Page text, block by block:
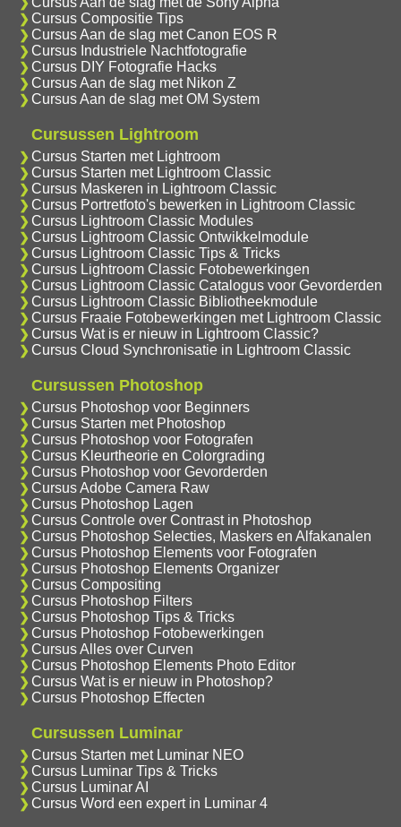
Cursus Compositie Tips
Cursus Aan de slag met Canon EOS R
Cursus Industriele Nachtfotografie
Cursus DIY Fotografie Hacks
Cursus Aan de slag met Nikon Z
Cursus Aan de slag met OM System
Cursussen Lightroom
Cursus Starten met Lightroom
Cursus Starten met Lightroom Classic
Cursus Maskeren in Lightroom Classic
Cursus Portretfoto's bewerken in Lightroom Classic
Cursus Lightroom Classic Modules
Cursus Lightroom Classic Ontwikkelmodule
Cursus Lightroom Classic Tips & Tricks
Cursus Lightroom Classic Fotobewerkingen
Cursus Lightroom Classic Catalogus voor Gevorderden
Cursus Lightroom Classic Bibliotheekmodule
Cursus Fraaie Fotobewerkingen met Lightroom Classic
Cursus Wat is er nieuw in Lightroom Classic?
Cursus Cloud Synchronisatie in Lightroom Classic
Cursussen Photoshop
Cursus Photoshop voor Beginners
Cursus Starten met Photoshop
Cursus Photoshop voor Fotografen
Cursus Kleurtheorie en Colorgrading
Cursus Photoshop voor Gevorderden
Cursus Adobe Camera Raw
Cursus Photoshop Lagen
Cursus Controle over Contrast in Photoshop
Cursus Photoshop Selecties, Maskers en Alfakanalen
Cursus Photoshop Elements voor Fotografen
Cursus Photoshop Elements Organizer
Cursus Compositing
Cursus Photoshop Filters
Cursus Photoshop Tips & Tricks
Cursus Photoshop Fotobewerkingen
Cursus Alles over Curven
Cursus Photoshop Elements Photo Editor
Cursus Wat is er nieuw in Photoshop?
Cursus Photoshop Effecten
Cursussen Luminar
Cursus Starten met Luminar NEO
Cursus Luminar Tips & Tricks
Cursus Luminar AI
Cursus Word een expert in Luminar 4